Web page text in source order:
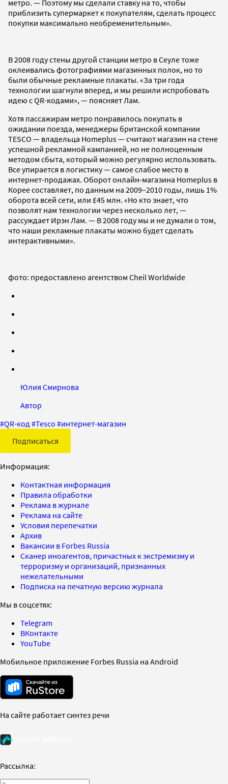
метро. — Поэтому мы сделали ставку на то, чтобы
приблизить супермаркет к покупателям, сделать процесс
покупки максимально необременительным».
В 2008 году стены другой станции метро в Сеуле тоже
оклеивались фотографиями магазинных полок, но то
были обычные рекламные плакаты. «За три года
технологии шагнули вперед, и мы решили испробовать
идею с QR-кодами», — поясняет Лам.
Хотя пассажирам метро понравилось покупать в
ожидании поезда, менеджеры британской компании
TESCO — владельца Homeplus — считают магазин на стене
успешной рекламной кампанией, но не полноценным
методом сбыта, который можно регулярно использовать.
Все упирается в логистику — самое слабое место в
интернет-продажах. Оборот онлайн-магазина Homeplus в
Корее составляет, по данным на 2009–2010 годы, лишь 1%
оборота всей сети, или £45 млн. «Но кто знает, что
позволят нам технологии через несколько лет, —
рассуждает Ирэн Лам. — В 2008 году мы и не думали о том,
что наши рекламные плакаты можно будет сделать
интерактивными».
фото: предоставлено агентством Cheil Worldwide
Юлия Смирнова
Автор
#QR-код #Tesco #интернет-магазин
Подписаться
Информация:
Контактная информация
Правила обработки
Реклама в журнале
Реклама на сайте
Условия перепечатки
Архив
Вакансии в Forbes Russia
Сканер иноагентов, причастных к экстремизму и
терроризму и организаций, признанных
нежелательными
Подписка на печатную версию журнала
Мы в соцсетях:
Telegram
ВКонтакте
YouTube
Мобильное приложение Forbes Russia на Android
На сайте работает синтез речи
Рассылка: